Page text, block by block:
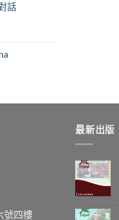
話
號四樓
最新出版